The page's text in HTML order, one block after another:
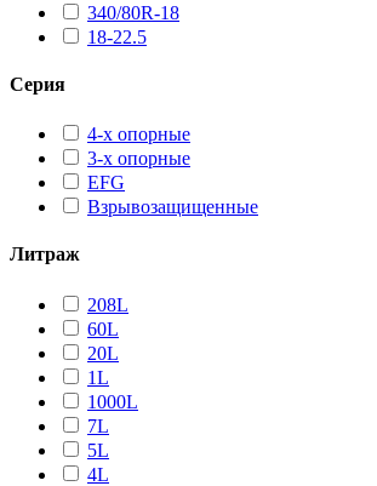
340/80R-18
18-22.5
Серия
4-х опорные
3-х опорные
EFG
Взрывозащищенные
Литраж
208L
60L
20L
1L
1000L
7L
5L
4L